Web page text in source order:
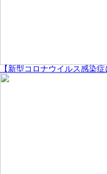
【新型コロナウイルス感染症